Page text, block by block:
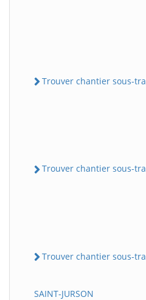
Trouver chantier sous-
Trouver chantier sous-
Trouver chantier sous-
SAINT-JURSON